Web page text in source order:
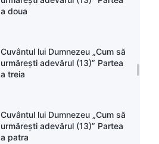
a doua
Cuvântul lui Dumnezeu „Cum să
urmărești adevărul (13)” Partea
a treia
Cuvântul lui Dumnezeu „Cum să
urmărești adevărul (13)” Partea
a patra